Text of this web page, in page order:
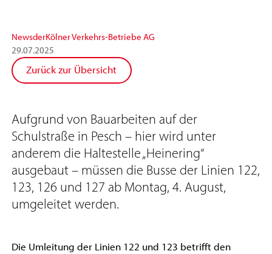
NewsderKölner Verkehrs-Betriebe AG
29.07.2025
Zurück zur Übersicht
Aufgrund von Bauarbeiten auf der
Schulstraße in Pesch – hier wird unter
anderem die Haltestelle „Heinering“
ausgebaut – müssen die Busse der Linien 122,
123, 126 und 127 ab Montag, 4. August,
umgeleitet werden.
Die Umleitung der Linien 122 und 123 betrifft den